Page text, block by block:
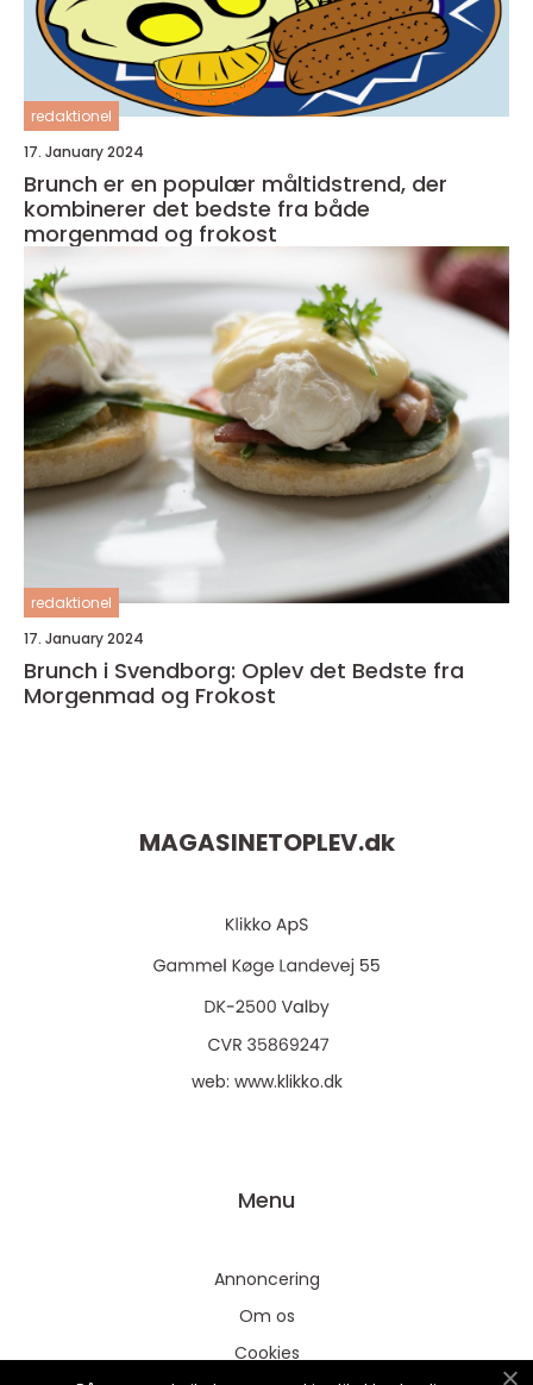
redaktionel
17. January 2024
Brunch er en populær måltidstrend, der
kombinerer det bedste fra både
morgenmad og frokost
redaktionel
17. January 2024
Brunch i Svendborg: Oplev det Bedste fra
Morgenmad og Frokost
MAGASINETOPLEV.dk
web: www.klikko.dk
Menu
Annoncering
Om os
Cookies